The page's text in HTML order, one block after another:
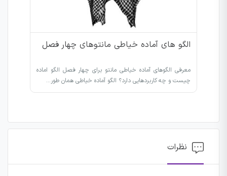
الگو های آماده خیاطی مانتوهای چهار فصل
معرفی الگوهای آماده خیاطی مانتو برای چهار فصل الگو اماده
چیست و چه کاربردهایی دارد؟ الگو آماده خیاطی همان طور…
نظرات